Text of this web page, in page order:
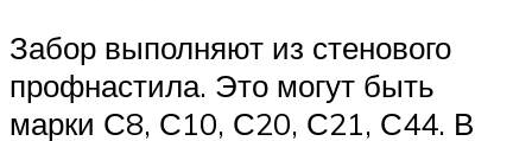
Забор выполняют из стенового
профнастила. Это могут быть
марки С8, С10, С20, С21, С44. В